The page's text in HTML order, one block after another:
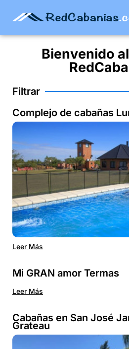
Bienvenido al
Filtrar
Complejo de cabañas
Leer Más
Mi GRAN amor Termas
Leer Más
Cabañas en San José
Grateau